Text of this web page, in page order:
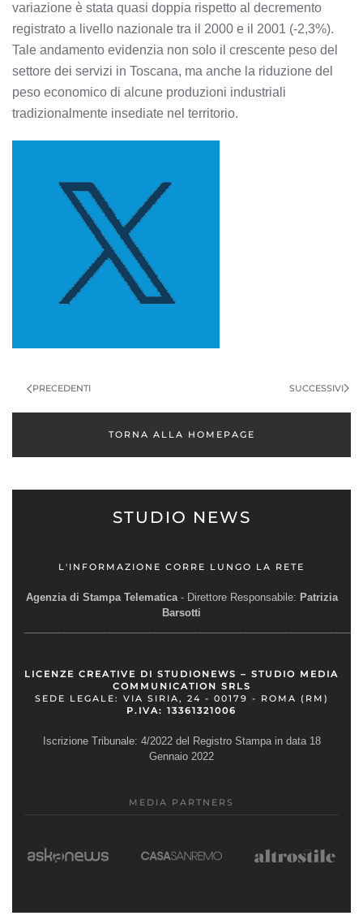
variazione è stata quasi doppia rispetto al decremento
registrato a livello nazionale tra il 2000 e il 2001 (-2,3%).
Tale andamento evidenzia non solo il crescente peso del
settore dei servizi in Toscana, ma anche la riduzione del
peso economico di alcune produzioni industriali
tradizionalmente insediate nel territorio.
PRECEDENTI SUCCESSIVI
TORNA ALLA HOMEPAGE
STUDIO NEWS
L'INFORMAZIONE CORRE LUNGO LA RETE
Agenzia di Stampa Telematica- Direttore Responsabile: Patrizia
Barsotti
LICENZE CREATIVE DI STUDIONEWS – STUDIO MEDIA
COMMUNICATION SRLS
SEDE LEGALE: VIA SIRIA, 24 - 00179 - ROMA (RM)
P.IVA: 13361321006
Iscrizione Tribunale: 4/2022 del Registro Stampa in data 18
Gennaio 2022
MEDIA PARTNERS